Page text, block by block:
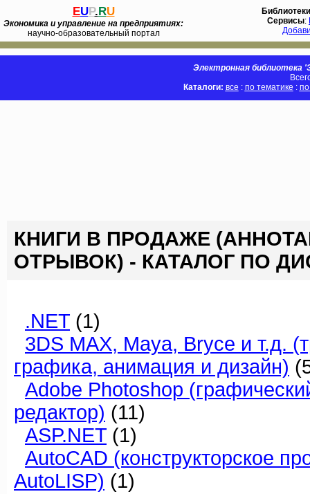
EUP.RU
Экономика и управление на предприятиях:
научно-образовательный портал
Библиотеки
Сервисы:
Электронная библиотека
Каталоги: все : по тематике :
КНИГИ В ПРОДАЖЕ
ОТРЫВОК) - КАТАЛОГ ПО
.NET (1)
3DS MAX, Maya, Bryce и т.д.
графика, анимация и дизайн)
Adobe Photoshop
редактор) (11)
ASP.NET (1)
AutoCAD (конструкторское
AutoLISP) (1)